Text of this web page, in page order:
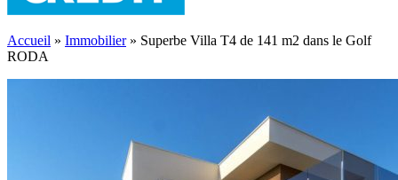
Accueil » Immobilier» Superbe Villa T4 de 141 m2 dans le Golf
RODA